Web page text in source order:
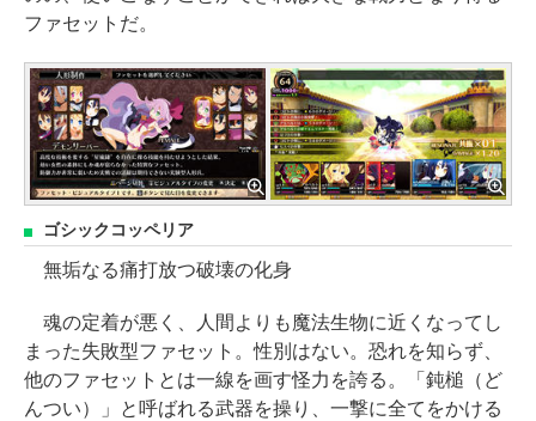
ファセットだ。
ゴシックコッペリア
無垢なる痛打放つ破壊の化身
魂の定着が悪く、人間よりも魔法生物に近くなってし
まった失敗型ファセット。性別はない。恐れを知らず、
他のファセットとは一線を画す怪力を誇る。「鈍槌（ど
んつい）」と呼ばれる武器を操り、一撃に全てをかける